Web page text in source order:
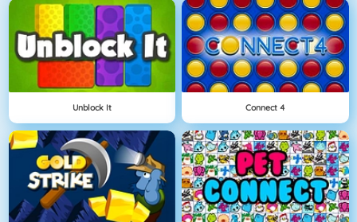
Unblock It Connect 4